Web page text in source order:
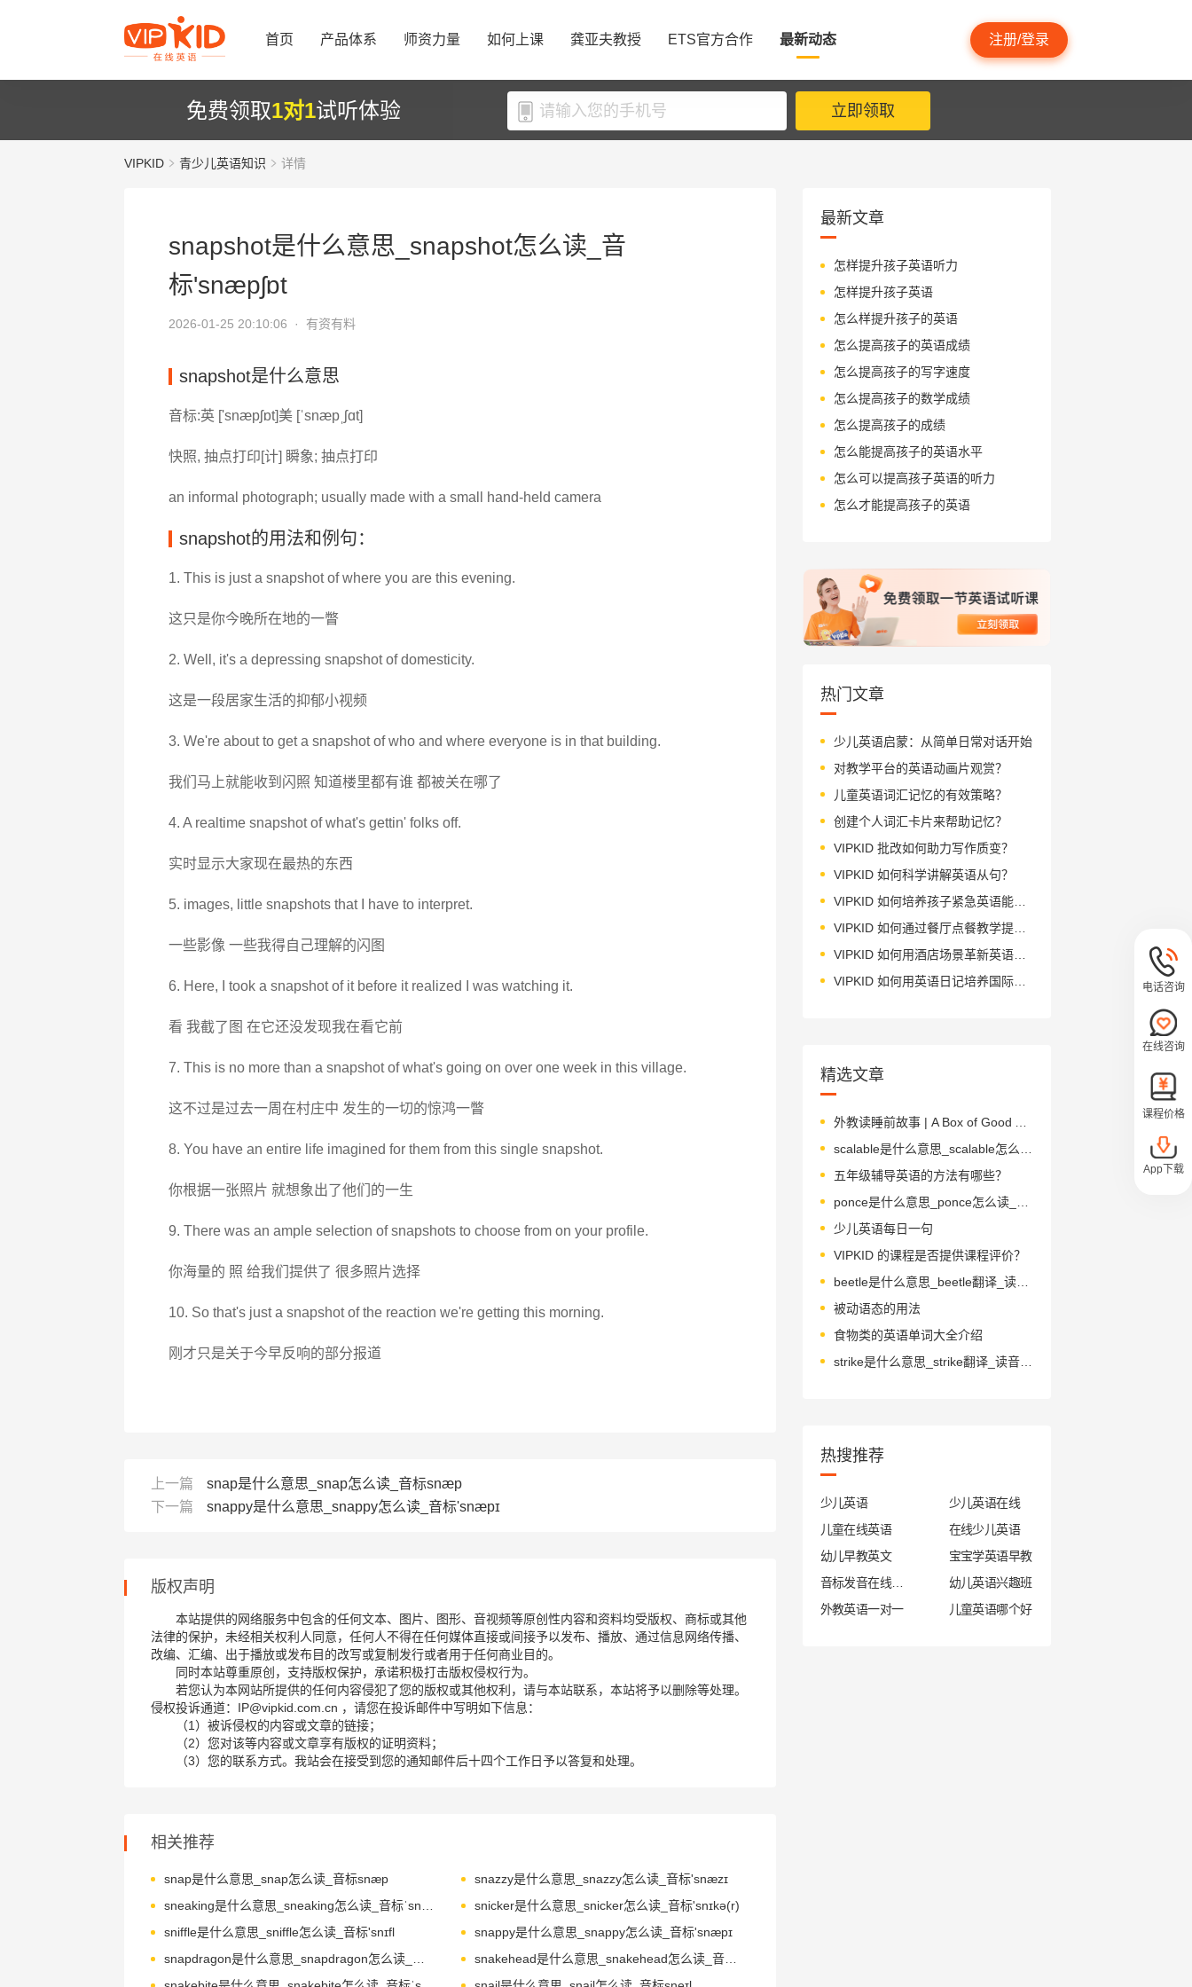
首页 产品体系 师资力量 如何上课 龚亚夫教授 ETS官方合作 最新动态 注册/登录
免费领取1对1试听体验 立即领取
VIPKID 青少儿英语知识 详情
snapshot是什么意思_snapshot怎么读_音
标'snæpʃɒt
2026-01-25 20:10:06 · 有资有料
snapshot是什么意思
音标:英 ['snæpʃɒt]美 [ˈsnæpˌʃɑt]
快照, 抽点打印[计] 瞬象; 抽点打印
an informal photograph; usually made with a small hand-held camera
snapshot的用法和例句：
1. This is just a snapshot of where you are this evening.
这只是你今晚所在地的一瞥
2. Well, it's a depressing snapshot of domesticity.
这是一段居家生活的抑郁小视频
3. We're about to get a snapshot of who and where everyone is in that building.
我们马上就能收到闪照 知道楼里都有谁 都被关在哪了
4. A realtime snapshot of what's gettin' folks off.
实时显示大家现在最热的东西
5. images, little snapshots that I have to interpret.
一些影像 一些我得自己理解的闪图
6. Here, I took a snapshot of it before it realized I was watching it.
看 我截了图 在它还没发现我在看它前
7. This is no more than a snapshot of what's going on over one week in this village.
这不过是过去一周在村庄中 发生的一切的惊鸿一瞥
8. You have an entire life imagined for them from this single snapshot.
你根据一张照片 就想象出了他们的一生
9. There was an ample selection of snapshots to choose from on your profile.
你海量的 照 给我们提供了 很多照片选择
10. So that's just a snapshot of the reaction we're getting this morning.
刚才只是关于今早反响的部分报道
上一篇
snap是什么意思_snap怎么读_音标snæp
下一篇
snappy是什么意思_snappy怎么读_音标'snæpɪ
版权声明
本站提供的网络服务中包含的任何文本、图片、图形、音视频等原创性内容和资料均受版权、商标或其他
法律的保护，未经相关权利人同意，任何人不得在任何媒体直接或间接予以发布、播放、通过信息网络传播、
改编、汇编、出于播放或发布目的改写或复制发行或者用于任何商业目的。
同时本站尊重原创，支持版权保护，承诺积极打击版权侵权行为。
若您认为本网站所提供的任何内容侵犯了您的版权或其他权利，请与本站联系，本站将予以删除等处理。
侵权投诉通道：IP@vipkid.com.cn ，请您在投诉邮件中写明如下信息：
（1）被诉侵权的内容或文章的链接；
（2）您对该等内容或文章享有版权的证明资料；
（3）您的联系方式。我站会在接受到您的通知邮件后十四个工作日予以答复和处理。
相关推荐
snap是什么意思_snap怎么读_音标snæp
snazzy是什么意思_snazzy怎么读_音标'snæzɪ
snicker是什么意思_snicker怎么读_音标'snɪkə(r)
sniffle是什么意思_sniffle怎么读_音标'snɪfl
snappy是什么意思_snappy怎么读_音标'snæpɪ
snakehead是什么意思_snakehead怎么读_音标s'neɪkhed
最新文章
怎样提升孩子英语听力
怎样提升孩子英语
怎么样提升孩子的英语
怎么提高孩子的英语成绩
怎么提高孩子的写字速度
怎么提高孩子的数学成绩
怎么提高孩子的成绩
怎么能提高孩子的英语水平
怎么可以提高孩子英语的听力
怎么才能提高孩子的英语
热门文章
少儿英语启蒙：从简单日常对话开始
对教学平台的英语动画片观赏？
儿童英语词汇记忆的有效策略？
创建个人词汇卡片来帮助记忆？
VIPKID 批改如何助力写作质变？
VIPKID 如何科学讲解英语从句？
VIPKID 如何培养孩子紧急英语能力？
VIPKID 如何通过餐厅点餐教学提升少儿英语应用能力？
VIPKID 如何用酒店场景革新英语教学？
VIPKID 如何用英语日记培养国际化人才？
精选文章
五年级辅导英语的方法有哪些？
少儿英语每日一句
VIPKID 的课程是否提供课程评价？
beetle是什么意思_beetle翻译_读音_用法_翻译
被动语态的用法
食物类的英语单词大全介绍
strike是什么意思_strike翻译_读音_用法_翻译
热搜推荐
少儿英语
少儿英语在线
儿童在线英语
在线少儿英语
幼儿早教英文
宝宝学英语早教
幼儿英语兴趣班
外教英语一对一
儿童英语哪个好
电话咨询
在线咨询
课程价格
App下载